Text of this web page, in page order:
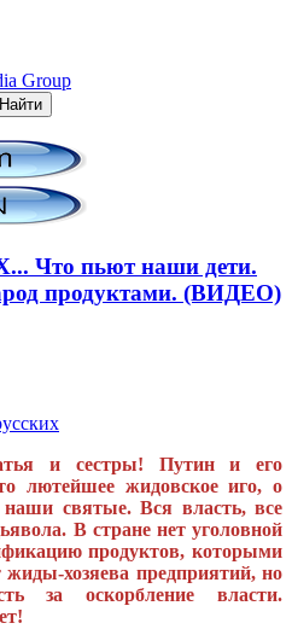
Group
Найти
пьют наши дети.
продуктами. (ВИДЕО)
и сестры! Путин и его
лютейшее жидовское иго, о
наши святые. Вся власть, все
В стране нет уголовной
продуктов, которыми
хозяева предприятий, но
за оскорбление власти.